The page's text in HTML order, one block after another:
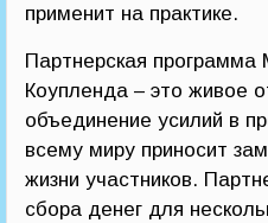
применит на практике.
Партнерская программа
Коупленда – это живое
объединение усилий в
всему миру приносит
жизни участников.
сбора денег для